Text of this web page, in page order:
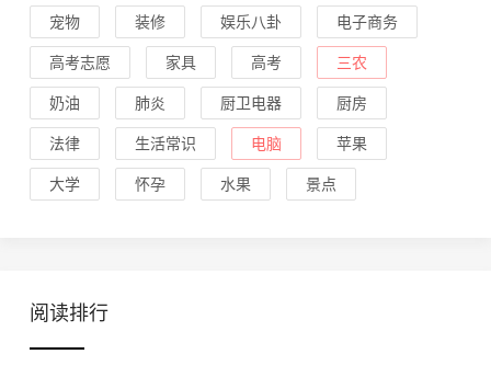
宠物 装修 娱乐八卦 电子商务
高考志愿 家具 高考 三农
奶油 肺炎 厨卫电器 厨房
法律 生活常识 电脑 苹果
大学 怀孕 水果 景点
阅读排行